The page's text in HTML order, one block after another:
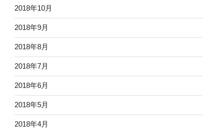
2018年10月
2018年9月
2018年8月
2018年7月
2018年6月
2018年5月
2018年4月